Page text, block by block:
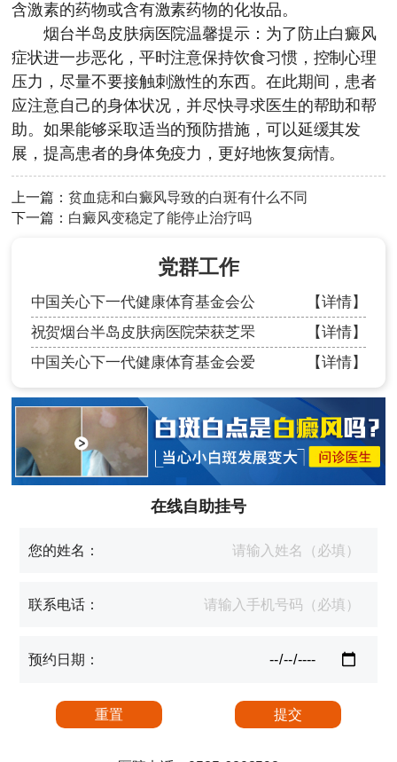
含激素的药物或含有激素药物的化妆品。
烟台半岛皮肤病医院温馨提示：为了防止白癜风
症状进一步恶化，平时注意保持饮食习惯，控制心理
压力，尽量不要接触刺激性的东西。在此期间，患者
应注意自己的身体状况，并尽快寻求医生的帮助和帮
助。如果能够采取适当的预防措施，可以延缓其发
展，提高患者的身体免疫力，更好地恢复病情。
上一篇：贫血痣和白癜风导致的白斑有什么不同
下一篇： 白癜风变稳定了能停止治疗吗
党群工作
中国关心下一代健康体育基金会公
【详情】
祝贺烟台半岛皮肤病医院荣获芝罘
【详情】
中国关心下一代健康体育基金会爱
【详情】
在线自助挂号
您的姓名：
联系电话：
预约日期：